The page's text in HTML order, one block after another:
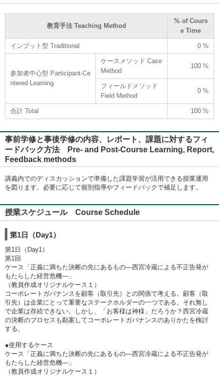
教育手法 Teaching Method
% of Cours
e Time
インプット型 Traditional 0 %
参加者中心型 Participant-Ce
ntered Learning
ケースメソッド Case
Method
100 %
フィールドメソッド
Field Method
0 %
合計 Total 100 %
事前学修と事後学修の内容、レポート、課題に対するフィ
ードバック方法 Pre- and Post-Course Learning, Report,
Feedback methods
講義内でのディスカッションで準備した課題学習が活用できる授業運用
を図ります。必要に応じて個別指導やフィードバックで補足します。
授業スケジュール Course Schedule
第1日（Day1）
第1日（Day1）
第1回
ケース「正義に満ちた決断の先にあるもの―西宮冷蔵による不正告発が
もたらした経営危機―」
（教員作成オリジナルケース１）
コーポレートガバナンスを顧客（取引先）との関係で考える。顧客（取
引先）は企業にとって重要なステークホルダーの一つである。それ無し
で企業は存続できない。しかし、「お客様は神様」だろうか？西宮冷蔵
の決断のプロセスも勘案してコーポレートガバナンスのありかたを検討
する。
●使用するケース
ケース「正義に満ちた決断の先にあるもの―西宮冷蔵による不正告発が
もたらした経営危機―」
（教員作成オリジナルケース１）